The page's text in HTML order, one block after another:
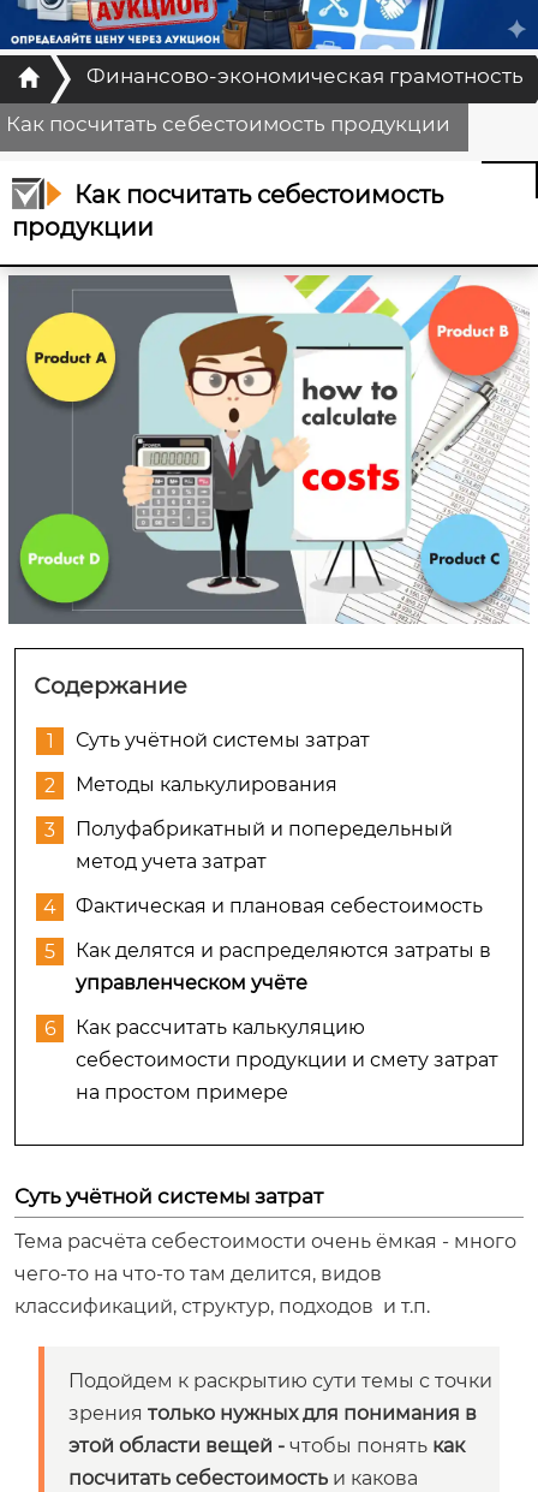
ГлавнаяФинансово-экономическая грамотность
Как посчитать себестоимость продукции
Как посчитать себестоимость
продукции
Содержание
Суть учётной системы затрат
Методы калькулирования
Полуфабрикатный и попередельный
метод учета затрат
Фактическая и плановая себестоимость
Как делятся и распределяются затраты в
управленческом учёте
Как рассчитать калькуляцию
себестоимости продукции и смету затрат
на простом примере
Суть учётной системы затрат
Тема расчёта себестоимости очень ёмкая - много
чего-то на что-то там делится, видов
классификаций, структур, подходов и т.п.
Подойдем к раскрытию сути темы с точки
зрения только нужных для понимания в
этой области вещей - чтобы понять как
посчитать себестоимость и какова